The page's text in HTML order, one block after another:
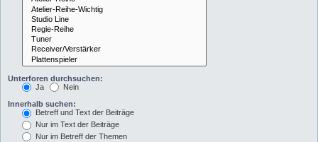
Unterforen durchsuchen:
Ja
Nein
Innerhalb suchen:
Betreff und Text der Beiträge
Nur im Text der Beiträge
Nur im Betreff der Themen